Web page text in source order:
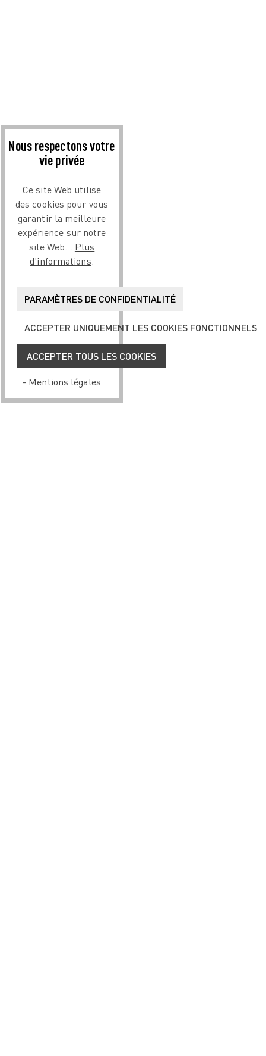
Nous respectons votre
vie privée
Ce site Web utilise
des cookies pour vous
garantir la meilleure
expérience sur notre
site Web... Plus
d'informations
PARAMÈTRES DE CONFIDENTIALITÉ
ACCEPTER UNIQUEMENT LES COOKIES FONCTIONNELS
ACCEPTER TOUS LES COOKIES
- Mentions légales